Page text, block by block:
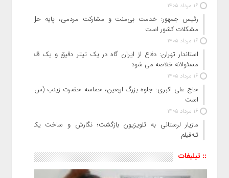
16 مرداد 1405
رئیس جمهور: خدمت بی‌منت و مشارکت مردمی، پایه حل
مشکلات کشور است
16 مرداد 1405
استاندار تهران: دفاع از ایران گاه در یک تیتر دقیق و یک قلم
مسئولانه خلاصه می شود
16 مرداد 1405
حاج‌ علی‌ اکبری: جلوه بزرگ اربعین، حماسه حضرت زینب (س)
است
16 مرداد 1405
مازیار لرستانی به تلویزیون بازگشت؛ نگارش و ساخت یک
تله‌فیلم
:: تبلیغات